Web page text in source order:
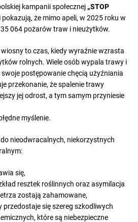
kampanii społecznej „STOP
że mimo apeli, w 2025 roku w
35 064 pożarów traw i nieużytków.
wiosny to czas, kiedy wyraźnie wzrasta
rolnych. Wiele osób wypala trawy i
postępowanie chęcią użyźniania
przekonanie, że spalenie trawy
jej odrost, a tym samym przyniesie
myślenie.
nieodwracalnych, niekorzystnych
się,
resztek roślinnych oraz asymilacja
zostają zahamowane,
przedostaje się szereg szkodliwych
które są niebezpieczne